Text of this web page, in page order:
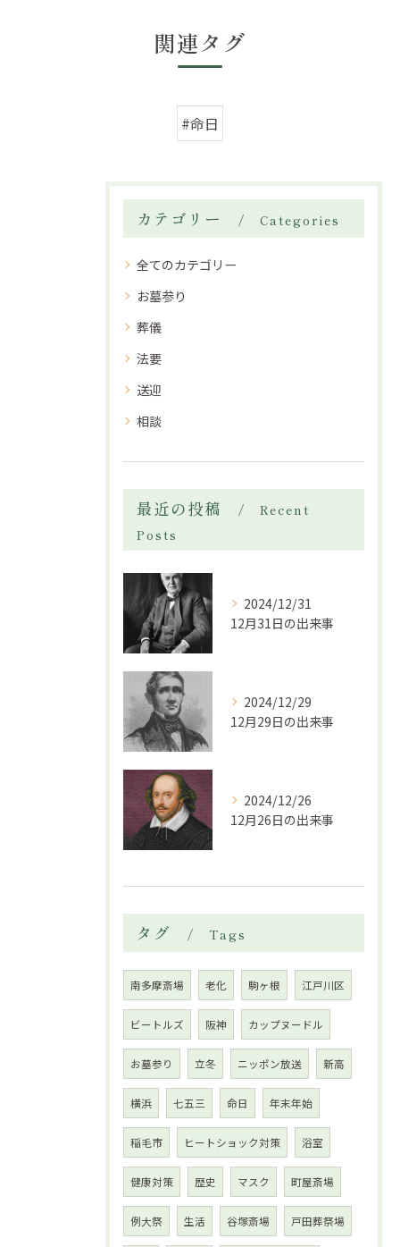
関連タグ
#命日
カテゴリー Categories
全てのカテゴリー
お墓参り
葬儀
法要
送迎
相談
最近の投稿
Recent
Posts
2024/12/31
12月31日の出来事
2024/12/29
12月29日の出来事
2024/12/26
12月26日の出来事
タグ Tags
南多摩斎場 老化 駒ヶ根 江戸川区
ビートルズ 阪神 カップヌードル
お墓参り 立冬 ニッポン放送 新高
横浜 七五三 命日 年末年始
稲毛市 ヒートショック対策 浴室
健康対策 歴史 マスク 町屋斎場
例大祭 生活 谷塚斎場 戸田葬祭場